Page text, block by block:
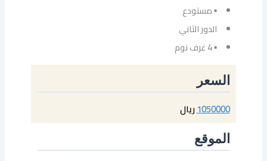
▪ مستودع
الدور الثاني
▪ 4 غرف نوم
السعر
1050000ريال
الموقع